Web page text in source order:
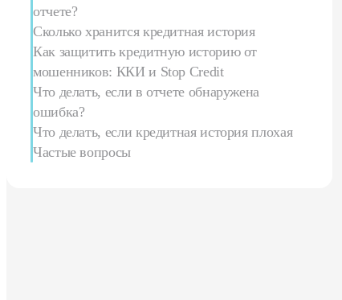
отчете?
Сколько хранится кредитная история
Как защитить кредитную историю от
мошенников: ККИ и Stop Credit
Что делать, если в отчете обнаружена
ошибка?
Что делать, если кредитная история плохая
Частые вопросы